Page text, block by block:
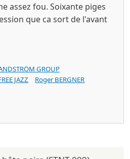
assez fou. Soixante piges
que ca sort de l'avant
GROUP
JAZZ Roger BERGNER